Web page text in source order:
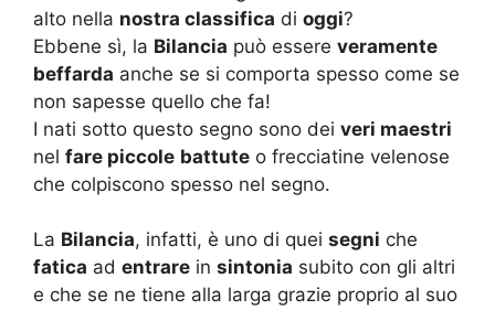
alto nella nostra classifica di oggi?
Ebbene sì, la Bilancia può essere veramente
beffarda anche se si comporta spesso come se
non sapesse quello che fa!
I nati sotto questo segno sono dei veri maestri
nel fare piccole battute o frecciatine velenose
che colpiscono spesso nel segno.
La Bilancia, infatti, è uno di quei segni che
fatica ad entrare in sintonia subito con gli altri
e che se ne tiene alla larga grazie proprio al suo